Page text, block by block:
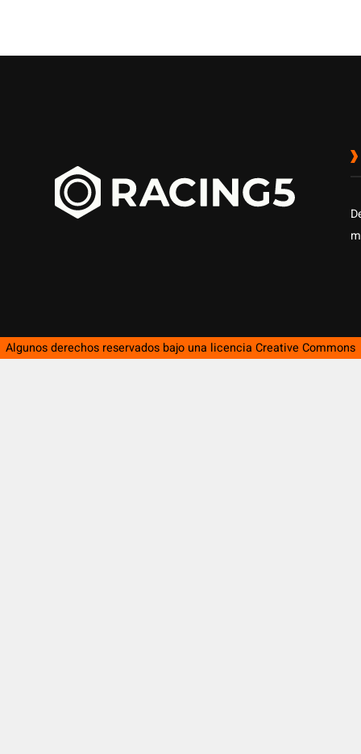
Algunos derechos reservados bajo una licencia Creative Commons